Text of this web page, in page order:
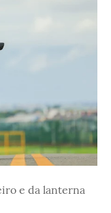
e da lanterna